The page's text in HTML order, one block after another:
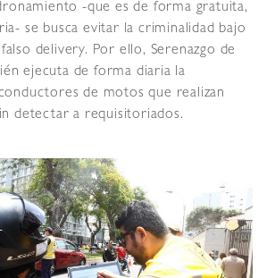
-que es de forma gratuita,
se busca evitar la criminalidad bajo
delivery. Por ello, Serenazgo de
ejecuta de forma diaria la
de motos que realizan
detectar a requisitoriados.